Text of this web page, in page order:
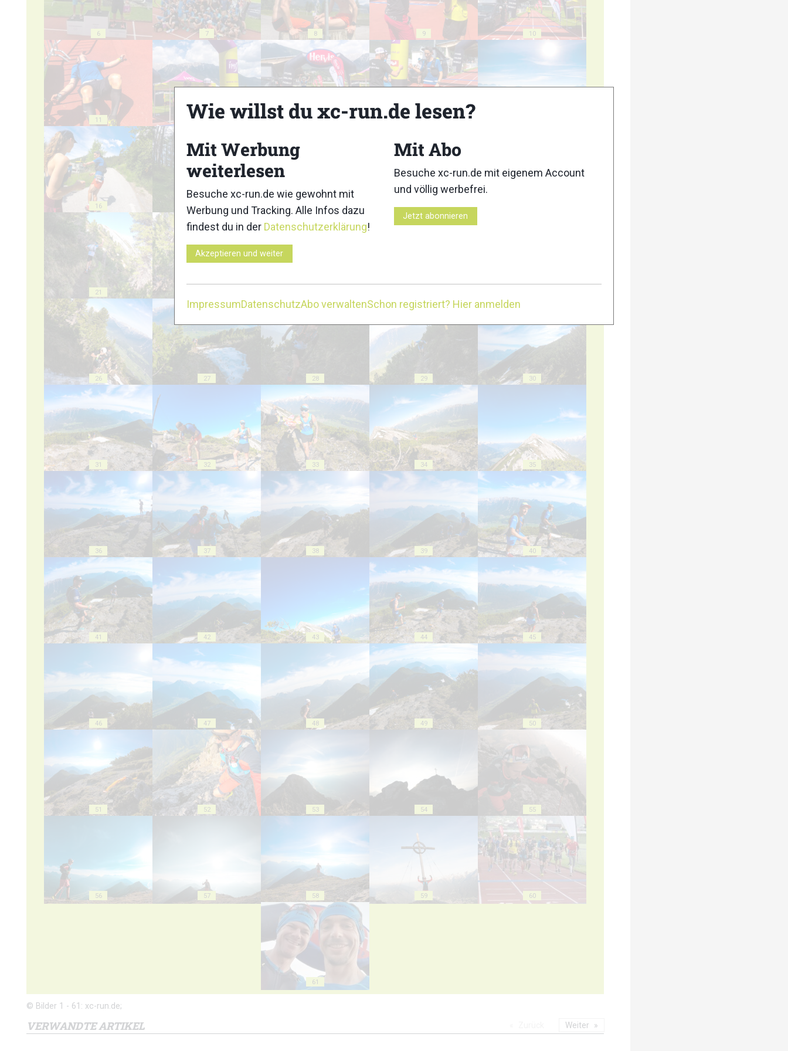
6 7 8 9 10
11 12 13 14
16 17 18 19
21
26 27 28 29 30
31 32 33 34 35
36 37 38 39 40
41 42 43 44 45
46 47 48 49 50
51 52 53 54 55
56 57 58 59 60
61
© Bilder 1 - 61: xc-run.de;
VERWANDTE ARTIKEL Weiter
Wie willst du xc-run.de lesen?
Mit Werbung
weiterlesen
Besuche xc-run.de wie gewohnt mit
Werbung und Tracking. Alle Infos dazu
findest du in der Datenschutzerklärung!
Akzeptieren und weiter
Mit Abo
Besuche xc-run.de mit eigenem Account
und völlig werbefrei.
Jetzt abonnieren
ImpressumDatenschutzAbo verwaltenSchon registriert? Hier anmelden